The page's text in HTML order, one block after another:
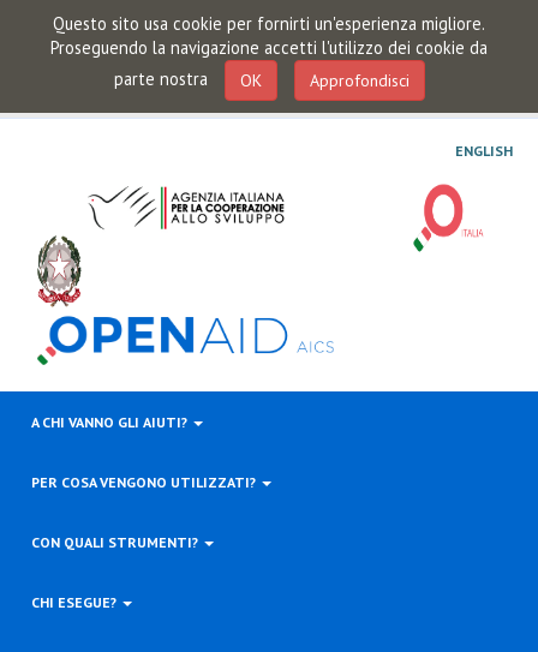
Questo sito usa cookie per fornirti un'esperienza migliore.
Proseguendo la navigazione accetti l'utilizzo dei cookie da
parte nostra
OK Approfondisci
ENGLISH
A CHI VANNO GLI AIUTI?
PER COSA VENGONO UTILIZZATI?
CON QUALI STRUMENTI?
CHI ESEGUE?